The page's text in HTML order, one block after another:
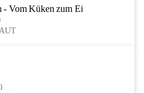
- Vom Küken zum Ei